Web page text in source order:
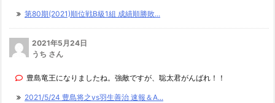
第80期(2021)順位戦B級1組 成績順勝敗...
2021年5月24日
うち さん
豊島竜王になりましたね。強敵ですが、聡太君がんばれ！！
2021/5/24 豊島将之vs羽生善治 速報＆A...